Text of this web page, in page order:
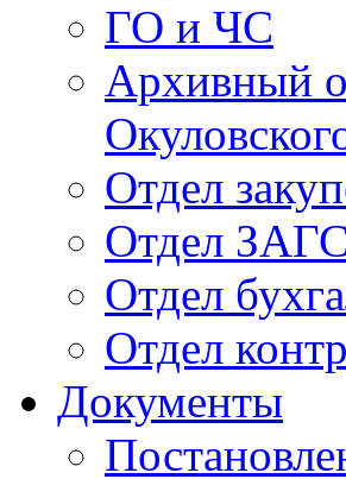
ГО и ЧС
Архивный
Отдел
Отдел
Отдел
Отдел
Документы